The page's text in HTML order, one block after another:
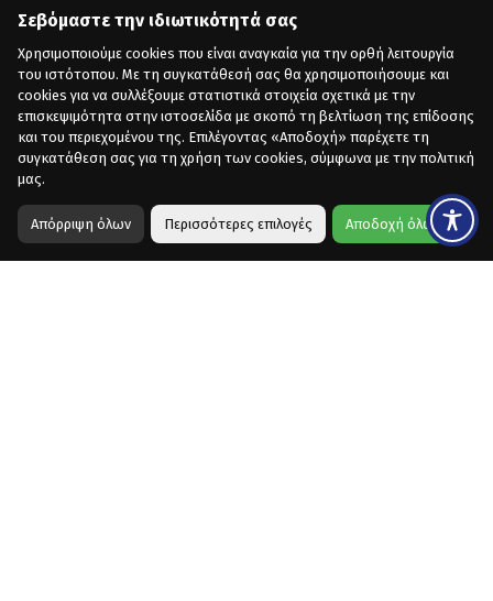
Σεβόμαστε την ιδιωτικότητά σας
Χρησιμοποιούμε cookies που είναι αναγκαία για την ορθή λειτουργία
του ιστότοπου. Με τη συγκατάθεσή σας θα χρησιμοποιήσουμε και
cookies για να συλλέξουμε στατιστικά στοιχεία σχετικά με την
επισκεψιμότητα στην ιστοσελίδα με σκοπό τη βελτίωση της επίδοσης
και του περιεχομένου της. Επιλέγοντας «Αποδοχή» παρέχετε τη
συγκατάθεση σας για τη χρήση των cookies, σύμφωνα με την πολιτική
μας.
Απόρριψη όλων Περισσότερες επιλογές Αποδοχή όλων